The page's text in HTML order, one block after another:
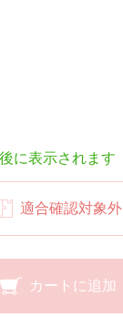
に表示されます
適合確認対象外
カートに追加